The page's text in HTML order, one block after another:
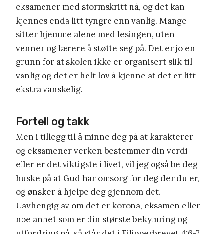
eksamener med stormskritt nå, og det kan
kjennes enda litt tyngre enn vanlig. Mange
sitter hjemme alene med lesingen, uten
venner og lærere å støtte seg på. Det er jo en
grunn for at skolen ikke er organisert slik til
vanlig og det er helt lov å kjenne at det er litt
ekstra vanskelig.
Fortell og takk
Men i tillegg til å minne deg på at karakterer
og eksamener verken bestemmer din verdi
eller er det viktigste i livet, vil jeg også be deg
huske på at Gud har omsorg for deg der du er,
og ønsker å hjelpe deg gjennom det.
Uavhengig av om det er korona, eksamen eller
noe annet som er din største bekymring og